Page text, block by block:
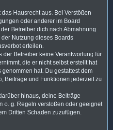
Hausrecht aus. Bei Verstößen
oder anderer im Board
Betreiber dich nach Abmahnung
Nutzung dieses Boards
erteilen.
der Betreiber keine Verantwortung für
die er nicht selbst erstellt hat
hat. Du gestattest dem
Beiträge und Funktionen jederzeit zu
hinaus, deine Beiträge
o. g. Regeln verstoßen oder geeignet
Dritten Schaden zuzufügen.